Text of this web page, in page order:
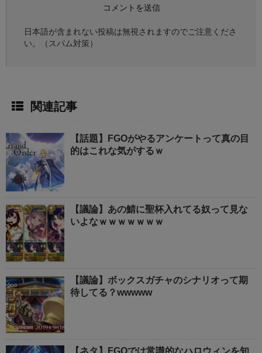
日本語が含まれない投稿は無視されますのでご注意くださ
い。（スパム対策）
関連記事
【話題】FGOがやるアンケートって真の目
的はこれな気がするｗ
【議論】あの鯖に聖杯入れてる奴って見な
いよなｗｗｗｗｗｗｗ
【議論】ボックスガチャのシナリオって期
待してる？wwwww
【ネタ】FGOでは常識的なハロウィンを知